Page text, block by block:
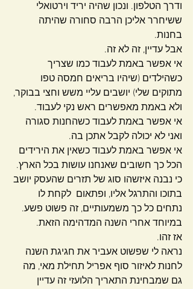
ודרך הטלפון. ונכון שהיה יריד וירטואלי
ששיחרר אליכן הרבה סחורה שהיתה
בחנות.
אבל עדיין, זה לא זה.
אי אפשר באמת לעבוד כמו שצריך
כשהילדים (שיהיו בריאים חמסה טפו
מתוקים שלי) יושבים עליי משש וחצי בבוקר,
ולא באמת מאפשרים ראש נקי לעבוד.
אי אפשר באמת לעבוד כשהחנות סגורה
ואני לא יכולה לקבל אתכן בה.
אי אפשר באמת לעבוד כשאין את הירידים
הכל כך חשובים שאנחנו עושות בכל הארץ.
כי נבנה איזשהו סוג של תזרים שהעסק יושב
בתוכו והתרגל אליו, ופתאום  לקחת לו
נתחים כל כך משמעותיים, זה פשוט פשע.
במיוחד אחרי השנה המדהימה הזאת.
אז זהו.
נראה לי שפשוט אעביר את חגיגת השנה
לחנות לאיזור סוף אפריל תחילת מאי, מה
גם שמבחינת התאריך הלועזי זה עדיין